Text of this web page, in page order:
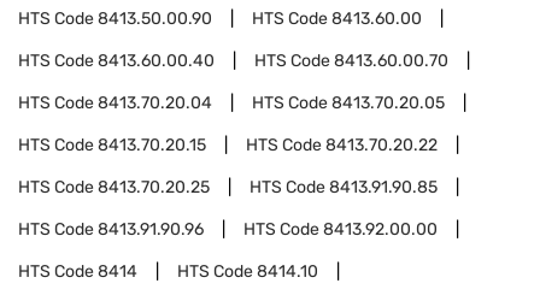
HTS Code8413.50.00.90 HTS Code8413.60.00
HTS Code8413.60.00.40 HTS Code8413.60.00.70
HTS Code8413.70.20.04 HTS Code8413.70.20.05
HTS Code8413.70.20.15 HTS Code8413.70.20.22
HTS Code8413.70.20.25 HTS Code8413.91.90.85
HTS Code8413.91.90.96 HTS Code8413.92.00.00
HTS Code8414 HTS Code8414.10